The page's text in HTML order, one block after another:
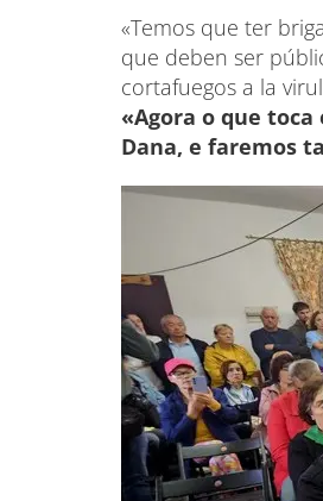
«Temos que ter
que deben ser
cortafuegos a la
«Agora o que
Dana, e faremos